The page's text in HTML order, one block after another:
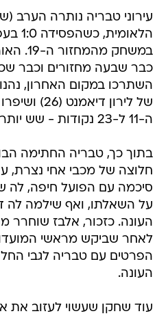
במשחק
כבר שבעה מחזורים וכבר
השתרכו במקום האחרון,
של לירון
ה-11 ל-23 נקודות - שש יותר מטבריה המדורגת 14.
בתוך כך, טבריה החתימה
חלוצה של מכבי אחי נצרת,
סיכמה עם הפועל חיפה, לה
על השאלתו, ואף שילמה לה
העונה. כזכור, אלבז
לאחר שביקש מראשי
הפרטים עם טבריה לגבי
העונה.
עוד שחקן שעשוי לעזוב את